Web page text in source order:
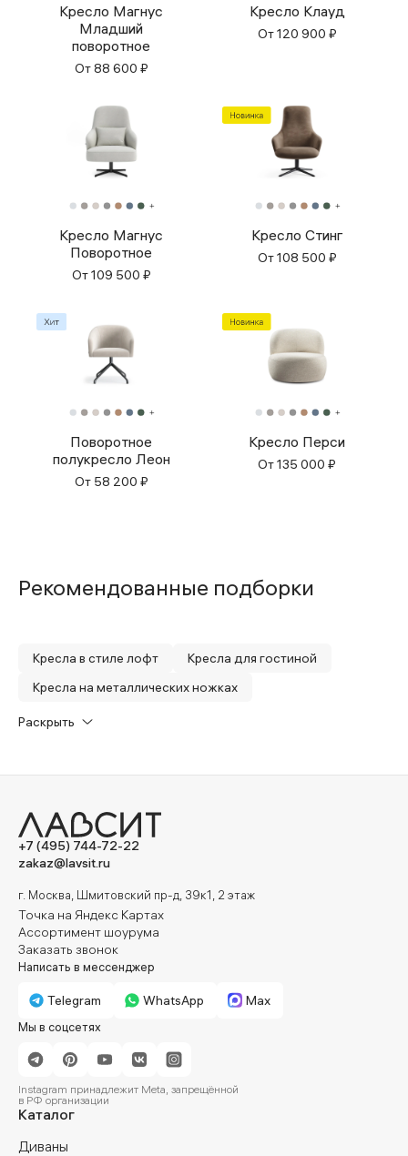
Кресло Магнус
Младший
поворотное
От88 600 ₽
Кресло Клауд
От120 900 ₽
Кресло Магнус
Поворотное
От109 500 ₽
Кресло Стинг
От108 500 ₽
Поворотное
полукресло Леон
От 58 200 ₽
Кресло Перси
От135 000 ₽
Рекомендованные подборки
Кресла в стиле лофт
Кресла для гостиной
Кресла на металлических ножках
Кресла с подлокотниками
Раскрыть
+7 (495) 744-72-22
zakaz@lavsit.ru
г. Москва, Шмитовский пр-д, 39к1, 2 этаж
Точка на Яндекс Картах
Ассортимент шоурума
Заказать звонок
Написать в мессенджер
Telegram WhatsApp Max
Мы в соцсетях
Instagram принадлежит Meta, запрещённой
в РФ организации
Каталог
Диваны